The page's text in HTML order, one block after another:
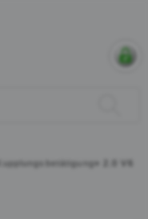
Kupplungsbetätigung»